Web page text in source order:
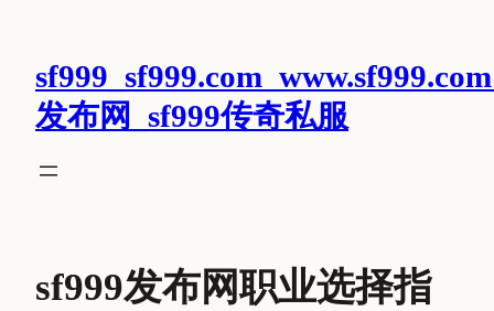
发布网_sf999传奇私服
sf999发布网职业选择指